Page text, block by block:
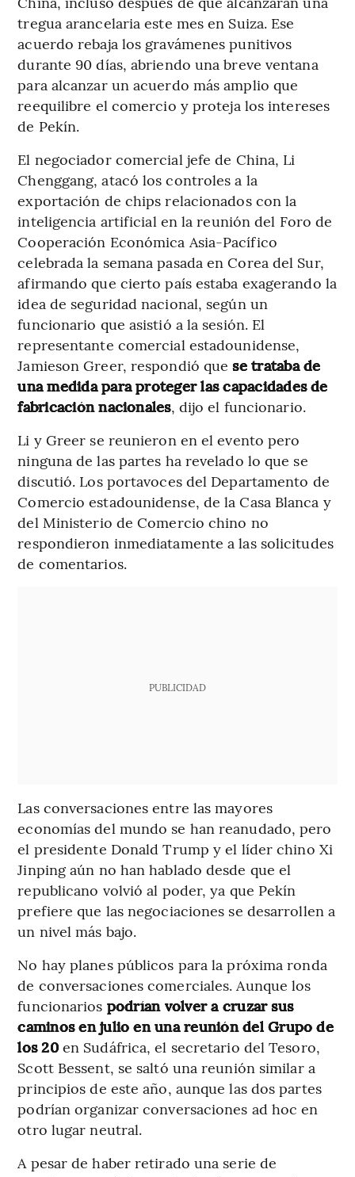
tregua arancelaria este mes en Suiza. Ese
acuerdo rebaja los gravámenes punitivos
durante 90 días, abriendo una breve ventana
para alcanzar un acuerdo más amplio que
reequilibre el comercio y proteja los intereses
de Pekín.
El negociador comercial jefe de China, Li
Chenggang, atacó los controles a la
exportación de chips relacionados con la
inteligencia artificial en la reunión del Foro de
Cooperación Económica Asia-Pacífico
celebrada la semana pasada en Corea del Sur,
afirmando que cierto país estaba exagerando la
idea de seguridad nacional, según un
funcionario que asistió a la sesión. El
representante comercial estadounidense,
Jamieson Greer, respondió quese trataba de
una medida para proteger las capacidades de
fabricación nacionales, dijo el funcionario.
Li y Greer se reunieron en el evento pero
ninguna de las partes ha revelado lo que se
discutió. Los portavoces del Departamento de
Comercio estadounidense, de la Casa Blanca y
del Ministerio de Comercio chino no
respondieron inmediatamente a las solicitudes
de comentarios.
PUBLICIDAD
Las conversaciones entre las mayores
economías del mundo se han reanudado, pero
el presidente Donald Trump y el líder chino Xi
Jinping aún no han hablado desde que el
republicano volvió al poder, ya que Pekín
prefiere que las negociaciones se desarrollen a
un nivel más bajo.
No hay planes públicos para la próxima ronda
de conversaciones comerciales. Aunque los
funcionarios podrían volver a cruzar sus
caminos en julio en una reunión del Grupo de
los 20en Sudáfrica, el secretario del Tesoro,
Scott Bessent, se saltó una reunión similar a
principios de este año, aunque las dos partes
podrían organizar conversaciones ad hoc en
otro lugar neutral.
A pesar de haber retirado una serie de